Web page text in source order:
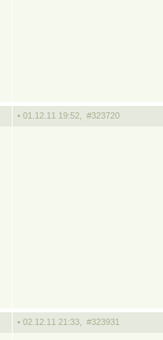
• 01.12.11 19:52, #323720
• 02.12.11 21:33, #323931